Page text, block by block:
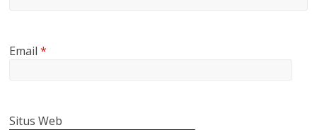
Email*
Situs Web